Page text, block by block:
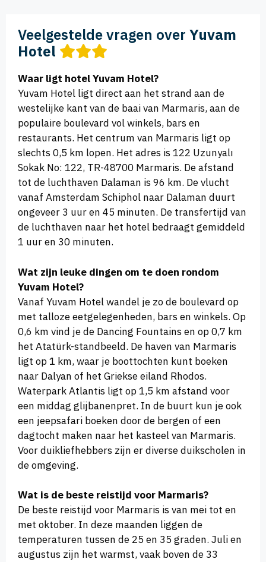
Veelgestelde vragen over Yuvam
Hotel
Waar ligt hotel Yuvam Hotel?
Yuvam Hotel ligt direct aan het strand aan de
westelijke kant van de baai van Marmaris, aan de
populaire boulevard vol winkels, bars en
restaurants. Het centrum van Marmaris ligt op
slechts 0,5 km lopen. Het adres is 122 Uzunyalı
Sokak No: 122, TR-48700 Marmaris. De afstand
tot de luchthaven Dalaman is 96 km. De vlucht
vanaf Amsterdam Schiphol naar Dalaman duurt
ongeveer 3 uur en 45 minuten. De transfertijd van
de luchthaven naar het hotel bedraagt gemiddeld
1 uur en 30 minuten.
Wat zijn leuke dingen om te doen rondom
Yuvam Hotel?
Vanaf Yuvam Hotel wandel je zo de boulevard op
met talloze eetgelegenheden, bars en winkels. Op
0,6 km vind je de Dancing Fountains en op 0,7 km
het Atatürk-standbeeld. De haven van Marmaris
ligt op 1 km, waar je boottochten kunt boeken
naar Dalyan of het Griekse eiland Rhodos.
Waterpark Atlantis ligt op 1,5 km afstand voor
een middag glijbanenpret. In de buurt kun je ook
een jeepsafari boeken door de bergen of een
dagtocht maken naar het kasteel van Marmaris.
Voor duikliefhebbers zijn er diverse duikscholen in
de omgeving.
Wat is de beste reistijd voor Marmaris?
De beste reistijd voor Marmaris is van mei tot en
met oktober. In deze maanden liggen de
temperaturen tussen de 25 en 35 graden. Juli en
augustus zijn het warmst, vaak boven de 33